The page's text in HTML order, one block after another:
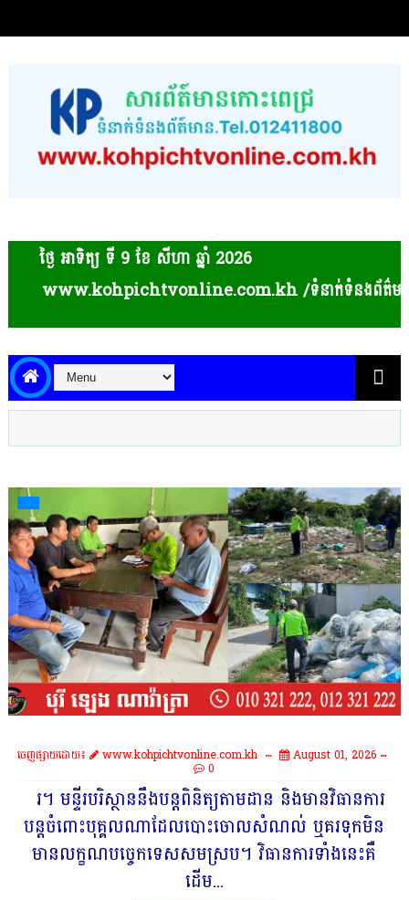
ថ្ងៃ អាទិត្យ ទី 9​ ខែ សីហា ឆ្នាំ 2026
www.kohpichtvonline.com.kh /ទំនាក់ទំនងព័ត៌មាន និងផ្ស
ចេញផ្សាយដោយ៖ www.kohpichtvonline.com.kh August 01, 2026
0
រ។ មន្ទីរបរិស្ថាននឹងបន្តពិនិត្យតាមដាន និងមានវិធានការ
បន្តចំពោះបុគ្គលណាដែលបោះចោលសំណល់ ឬគរទុកមិន
មានលក្ខណបច្ចេកទេសសមស្រប។ វិធានការទាំងនេះគឺ
ដើម...